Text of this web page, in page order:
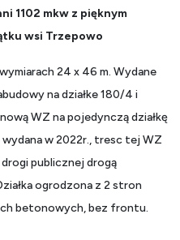
1102 mkw z pięknym
wsi Trzepowo
24 x 46 m. Wydane
na działke 180/4 i
WZ na pojedynczą działkę
w 2022r., tresc tej WZ
drogi publicznej drogą
ogrodzona z 2 stron
betonowych, bez frontu.